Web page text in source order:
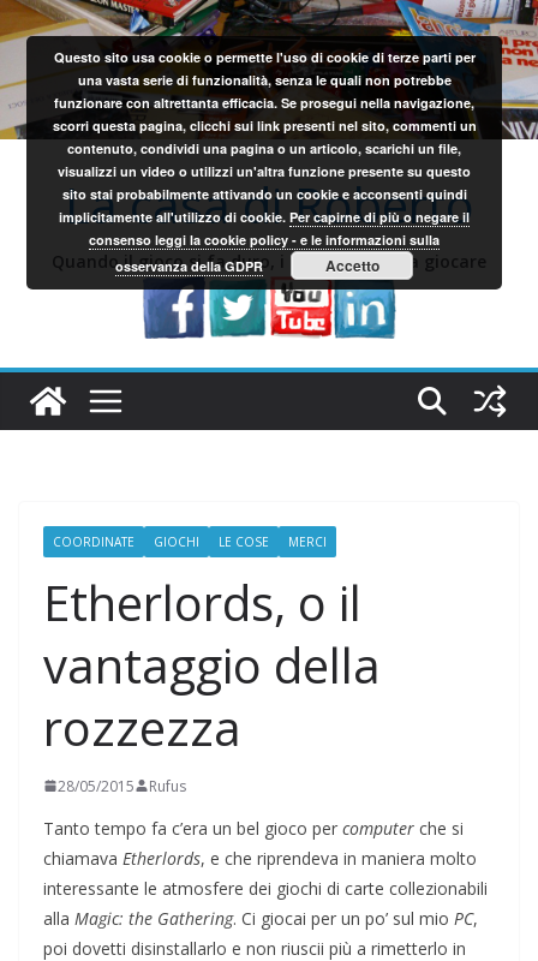
Salta
al
contenuto
La casa di Roberto
Quando il gioco si fa duro, i sardi iniziano a giocare
COORDINATE GIOCHI LE COSE MERCI
Etherlords, o il
vantaggio della
rozzezza
28/05/2015 Rufus
Tanto tempo fa c’era un bel gioco per computer che si
chiamava Etherlords, e che riprendeva in maniera molto
interessante le atmosfere dei giochi di carte collezionabili
alla Magic: the Gathering. Ci giocai per un po’ sul mio PC,
poi dovetti disinstallarlo e non riuscii più a rimetterlo in
Questo sito usa cookie o permette l'uso di cookie di terze parti per
una vasta serie di funzionalità, senza le quali non potrebbe
funzionare con altrettanta efficacia. Se prosegui nella navigazione,
scorri questa pagina, clicchi sui link presenti nel sito, commenti un
contenuto, condividi una pagina o un articolo, scarichi un file,
visualizzi un video o utilizzi un'altra funzione presente su questo
sito stai probabilmente attivando un cookie e acconsenti quindi
implicitamente all'utilizzo di cookie.Per capirne di più o negare il
consenso leggi la cookie policy - e le informazioni sulla
osservanza della GDPR
Accetto